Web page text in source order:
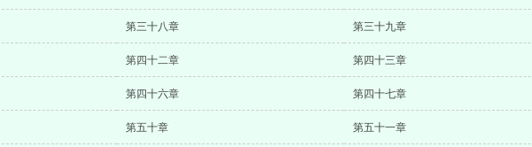
第三十八章 第三十九章
第四十二章 第四十三章
第四十六章 第四十七章
第五十章 第五十一章